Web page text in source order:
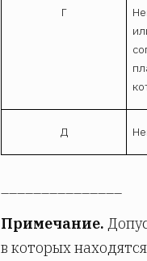
Г
Д
Примечание.
в которых